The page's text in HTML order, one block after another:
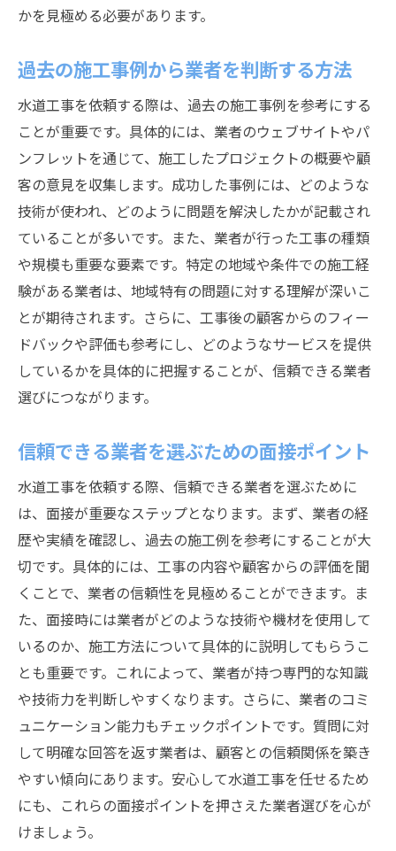
かを見極める必要があります。
過去の施工事例から業者を判断する方法
水道工事を依頼する際は、過去の施工事例を参考にする
ことが重要です。具体的には、業者のウェブサイトやパ
ンフレットを通じて、施工したプロジェクトの概要や顧
客の意見を収集します。成功した事例には、どのような
技術が使われ、どのように問題を解決したかが記載され
ていることが多いです。また、業者が行った工事の種類
や規模も重要な要素です。特定の地域や条件での施工経
験がある業者は、地域特有の問題に対する理解が深いこ
とが期待されます。さらに、工事後の顧客からのフィー
ドバックや評価も参考にし、どのようなサービスを提供
しているかを具体的に把握することが、信頼できる業者
選びにつながります。
信頼できる業者を選ぶための面接ポイント
水道工事を依頼する際、信頼できる業者を選ぶために
は、面接が重要なステップとなります。まず、業者の経
歴や実績を確認し、過去の施工例を参考にすることが大
切です。具体的には、工事の内容や顧客からの評価を聞
くことで、業者の信頼性を見極めることができます。ま
た、面接時には業者がどのような技術や機材を使用して
いるのか、施工方法について具体的に説明してもらうこ
とも重要です。これによって、業者が持つ専門的な知識
や技術力を判断しやすくなります。さらに、業者のコミ
ュニケーション能力もチェックポイントです。質問に対
して明確な回答を返す業者は、顧客との信頼関係を築き
やすい傾向にあります。安心して水道工事を任せるため
にも、これらの面接ポイントを押さえた業者選びを心が
けましょう。